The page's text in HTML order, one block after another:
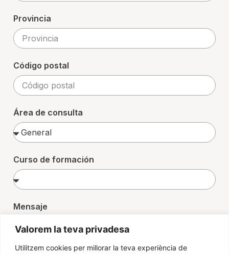
Valorem la teva privadesa
Utilitzem cookies per millorar la teva experiència de
Provincia
Código postal
Área de consulta
Curso de formación
Mensaje